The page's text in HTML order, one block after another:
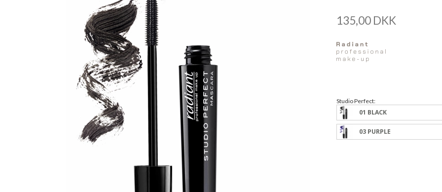
135,00 DKK
Studio Perfect:
01 BLACK
03 PURPLE